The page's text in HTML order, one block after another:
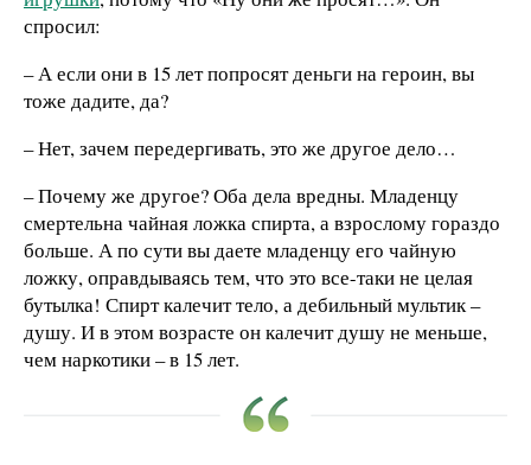
спросил:
– А если они в 15 лет попросят деньги на героин, вы
тоже дадите, да?
– Нет, зачем передергивать, это же другое дело…
– Почему же другое? Оба дела вредны. Младенцу
смертельна чайная ложка спирта, а взрослому гораздо
больше. А по сути вы даете младенцу его чайную
ложку, оправдываясь тем, что это все-таки не целая
бутылка! Спирт калечит тело, а дебильный мультик –
душу. И в этом возрасте он калечит душу не меньше,
чем наркотики – в 15 лет.